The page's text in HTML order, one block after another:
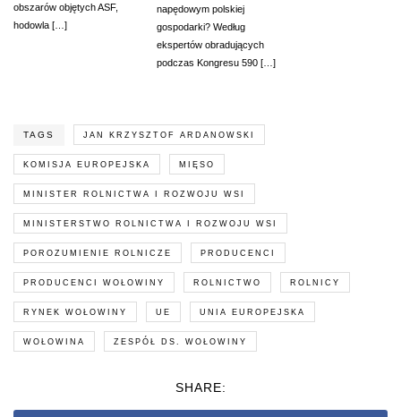
obszarów objętych ASF,
hodowla […]
napędowym polskiej
gospodarki? Według
ekspertów obradujących
podczas Kongresu 590 […]
TAGS JAN KRZYSZTOF ARDANOWSKI
KOMISJA EUROPEJSKA MIĘSO
MINISTER ROLNICTWA I ROZWOJU WSI
MINISTERSTWO ROLNICTWA I ROZWOJU WSI
POROZUMIENIE ROLNICZE PRODUCENCI
PRODUCENCI WOŁOWINY ROLNICTWO ROLNICY
RYNEK WOŁOWINY UE UNIA EUROPEJSKA
WOŁOWINA ZESPÓŁ DS. WOŁOWINY
SHARE: